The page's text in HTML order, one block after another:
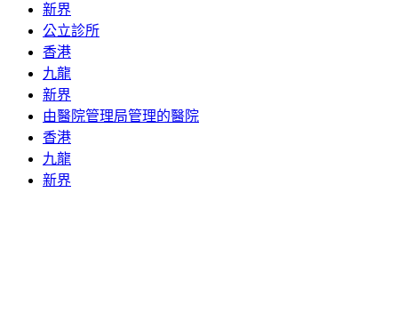
新界
公立診所
香港
九龍
新界
由醫院管理局管理的醫院
香港
九龍
新界